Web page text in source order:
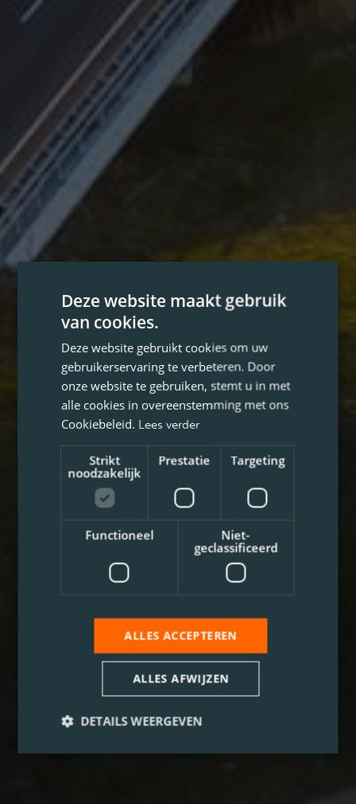
Deze website maakt gebruik
van cookies.
Deze website gebruikt cookies om uw
gebruikerservaring te verbeteren. Door
onze website te gebruiken, stemt u in met
alle cookies in overeenstemming met ons
Cookiebeleid. Lees verder
Strikt
noodzakelijk
Prestatie Targeting
Functioneel
Niet-
geclassificeerd
ALLES ACCEPTEREN
ALLES AFWIJZEN
DETAILS WEERGEVEN